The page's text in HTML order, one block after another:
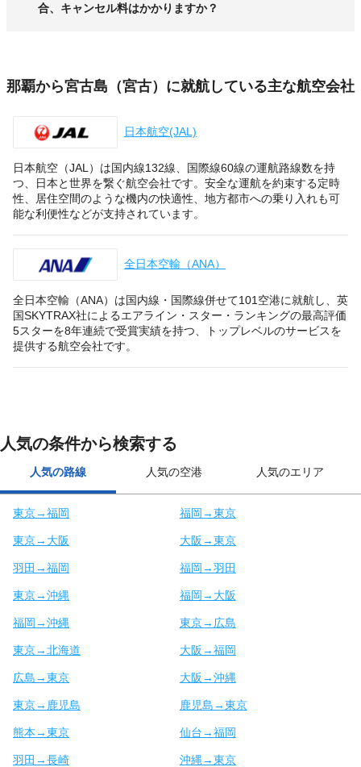
合、キャンセル料はかかりますか？
那覇から宮古島（宮古）に就航している主な航空会社
日本航空(JAL)
日本航空（JAL）は国内線132線、国際線60線の運航路線数を持
つ、日本と世界を繋ぐ航空会社です。安全な運航を約束する定時
性、居住空間のような機内の快適性、地方都市への乗り入れも可
能な利便性などが支持されています。
全日本空輸（ANA）
全日本空輸（ANA）は国内線・国際線併せて101空港に就航し、英
国SKYTRAX社によるエアライン・スター・ランキングの最高評価
5スターを8年連続で受賞実績を持つ、トップレベルのサービスを
提供する航空会社です。
人気の条件から検索する
人気の路線 人気の空港 人気のエリア
東京→福岡 福岡→東京
東京→大阪 大阪→東京
羽田→福岡 福岡→羽田
東京→沖縄 福岡→大阪
福岡→沖縄 東京→広島
東京→北海道 大阪→福岡
広島→東京 大阪→沖縄
東京→鹿児島 鹿児島→東京
熊本→東京 仙台→福岡
羽田→長崎 沖縄→東京